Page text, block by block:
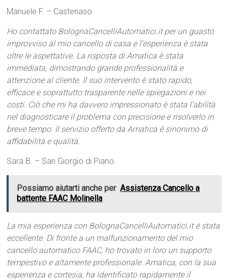
Manuele F. – Castenaso
Ho contattato BolognaCancelliAutomatici.it per un guasto
improvviso al mio cancello di casa e l’esperienza è stata
oltre le aspettative. La risposta di Amatica è stata
immediata, dimostrando grande professionalità e
attenzione al cliente. Il suo intervento è stato rapido,
efficace e soprattutto trasparente nelle spiegazioni e nei
costi. Ciò che mi ha davvero impressionato è stata l’abilità
nel diagnosticare il problema con precisione e risolverlo in
breve tempo. Il servizio offerto da Amatica è sinonimo di
affidabilità e qualità.
Sara B. – San Giorgio di Piano
Possiamo aiutarti anche per Assistenza Cancello a
battente FAAC Molinella
La mia esperienza con BolognaCancelliAutomatici.it è stata
eccellente. Di fronte a un malfunzionamento del mio
cancello automatico FAAC, ho trovato in loro un supporto
tempestivo e altamente professionale. Amatica, con la sua
esperienza e cortesia, ha identificato rapidamente il